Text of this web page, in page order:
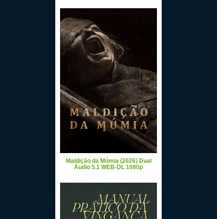
Maldição da Múmia (2026) Dual
Áudio 5.1 WEB-DL 1080p